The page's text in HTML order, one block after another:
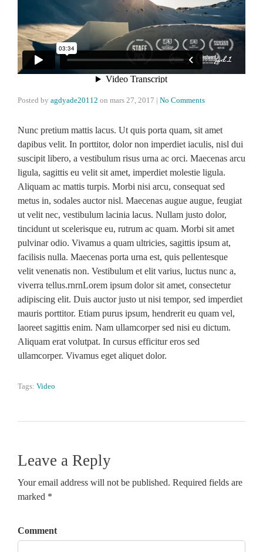
Posted by agdyade20112 on mars 27, 2017 | No Comments
Nunc pretium mattis lacus. Ut quis porta quam, sit amet
dapibus velit. In porttitor, dolor non imperdiet iaculis, nisl dui
suscipit libero, a vestibulum risus urna ac orci. Maecenas arcu
ligula, sagittis eu velit sit amet, imperdiet molestie ligula.
Aliquam ac mattis turpis. Morbi nisi arcu, consequat sed
metus in, sodales auctor nisl. Maecenas augue augue, feugiat
ut velit nec, vestibulum lacinia lacus. Nullam justo dolor,
tincidunt ut scelerisque eu, rutrum ac quam. Morbi sit amet
pulvinar odio. Vivamus a quam ultricies, sagittis ipsum at,
facilisis nulla. Maecenas porta urna est, quis pellentesque
velit venenatis non. Vestibulum et elit varius, luctus nunc a,
viverra tellus.rnrnLorem ipsum dolor sit amet, consectetur
adipiscing elit. Duis auctor justo ut nisi tempor, sed imperdiet
mauris porttitor. Etiam purus ipsum, hendrerit eu quam vel,
laoreet sagittis enim. Nam ullamcorper sed nisi eu dictum.
Aliquam erat volutpat. In cursus efficitur eros sed
ullamcorper. Vivamus eget aliquet dolor.
Tags: Video
Leave a Reply
Your email address will not be published. Required fields are
marked *
Comment